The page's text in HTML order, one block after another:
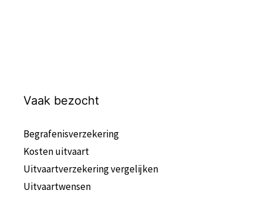
Vaak bezocht
Begrafenisverzekering
Kosten uitvaart
Uitvaartverzekering vergelijken
Uitvaartwensen